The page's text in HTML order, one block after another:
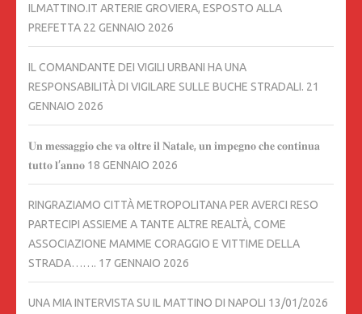
ILMATTINO.IT ARTERIE GROVIERA, ESPOSTO ALLA
PREFETTA 22 GENNAIO 2026
IL COMANDANTE DEI VIGILI URBANI HA UNA
RESPONSABILITÀ DI VIGILARE SULLE BUCHE STRADALI. 21
GENNAIO 2026
𝐔𝐧 𝐦𝐞𝐬𝐬𝐚𝐠𝐠𝐢𝐨 𝐜𝐡𝐞 𝐯𝐚 𝐨𝐥𝐭𝐫𝐞 𝐢𝐥 𝐍𝐚𝐭𝐚𝐥𝐞, 𝐮𝐧 𝐢𝐦𝐩𝐞𝐠𝐧𝐨 𝐜𝐡𝐞 𝐜𝐨𝐧𝐭𝐢𝐧𝐮𝐚
𝐭𝐮𝐭𝐭𝐨 𝐥’𝐚𝐧𝐧𝐨 18 GENNAIO 2026
RINGRAZIAMO CITTÀ METROPOLITANA PER AVERCI RESO
PARTECIPI ASSIEME A TANTE ALTRE REALTÀ, COME
ASSOCIAZIONE MAMME CORAGGIO E VITTIME DELLA
STRADA……. 17 GENNAIO 2026
UNA MIA INTERVISTA SU IL MATTINO DI NAPOLI 13/01/2026